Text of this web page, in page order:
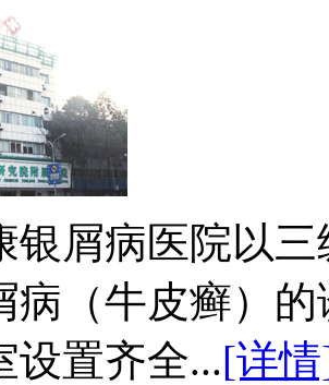
银屑病医院以
病（牛皮癣）
设置齐全...[详